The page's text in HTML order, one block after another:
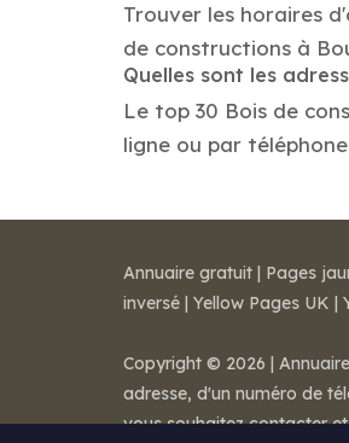
Trouver les horaires
de constructions à
Quelles sont les
Le top 30 Bois de
ligne ou par
Annuaire gratuit | Pages
inversé | Yellow Pages UK |
Copyright © 2026 |
adresse, d'un numéro de
vous souhaitez contacter